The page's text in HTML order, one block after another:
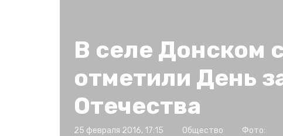
В селе Донском
отметили День
Отечества
25 февраля 2016, 17:15 Общество Фото: